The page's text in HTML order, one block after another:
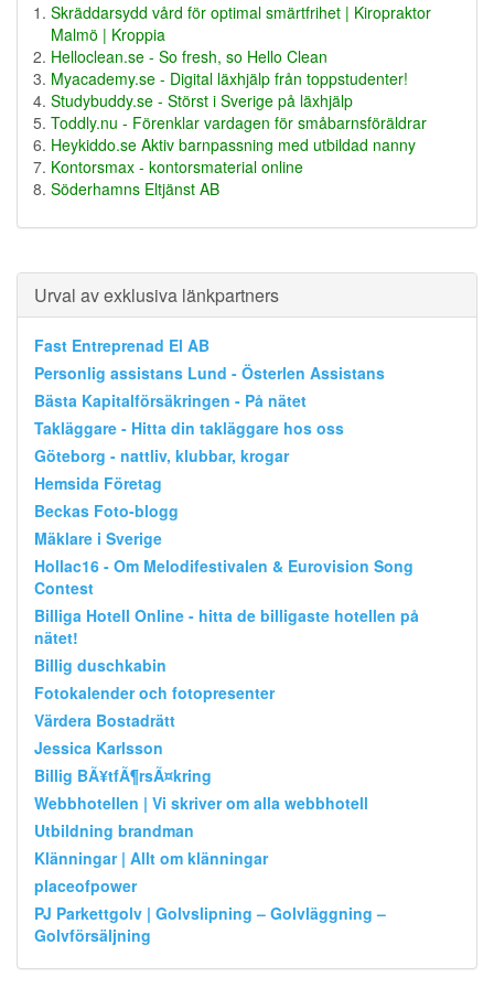
Skräddarsydd vård för optimal smärtfrihet | Kiropraktor
Malmö | Kroppia
Helloclean.se - So fresh, so Hello Clean
Myacademy.se - Digital läxhjälp från toppstudenter!
Studybuddy.se - Störst i Sverige på läxhjälp
Toddly.nu - Förenklar vardagen för småbarnsföräldrar
Heykiddo.se Aktiv barnpassning med utbildad nanny
Kontorsmax - kontorsmaterial online
Söderhamns Eltjänst AB
Urval av exklusiva länkpartners
Fast Entreprenad El AB
Personlig assistans Lund - Österlen Assistans
Bästa Kapitalförsäkringen - På nätet
Takläggare - Hitta din takläggare hos oss
Göteborg - nattliv, klubbar, krogar
Hemsida Företag
Beckas Foto-blogg
Mäklare i Sverige
Hollac16 - Om Melodifestivalen & Eurovision Song
Contest
Billiga Hotell Online - hitta de billigaste hotellen på
nätet!
Billig duschkabin
Fotokalender och fotopresenter
Värdera Bostadrätt
Jessica Karlsson
Billig BÃ¥tfÃ¶rsÃ¤kring
Webbhotellen | Vi skriver om alla webbhotell
Utbildning brandman
Klänningar | Allt om klänningar
placeofpower
PJ Parkettgolv | Golvslipning – Golvläggning –
Golvförsäljning